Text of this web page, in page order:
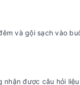
và gội sạch vào
được câu hỏi liệu